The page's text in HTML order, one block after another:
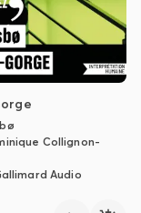
Collignon-
Audio